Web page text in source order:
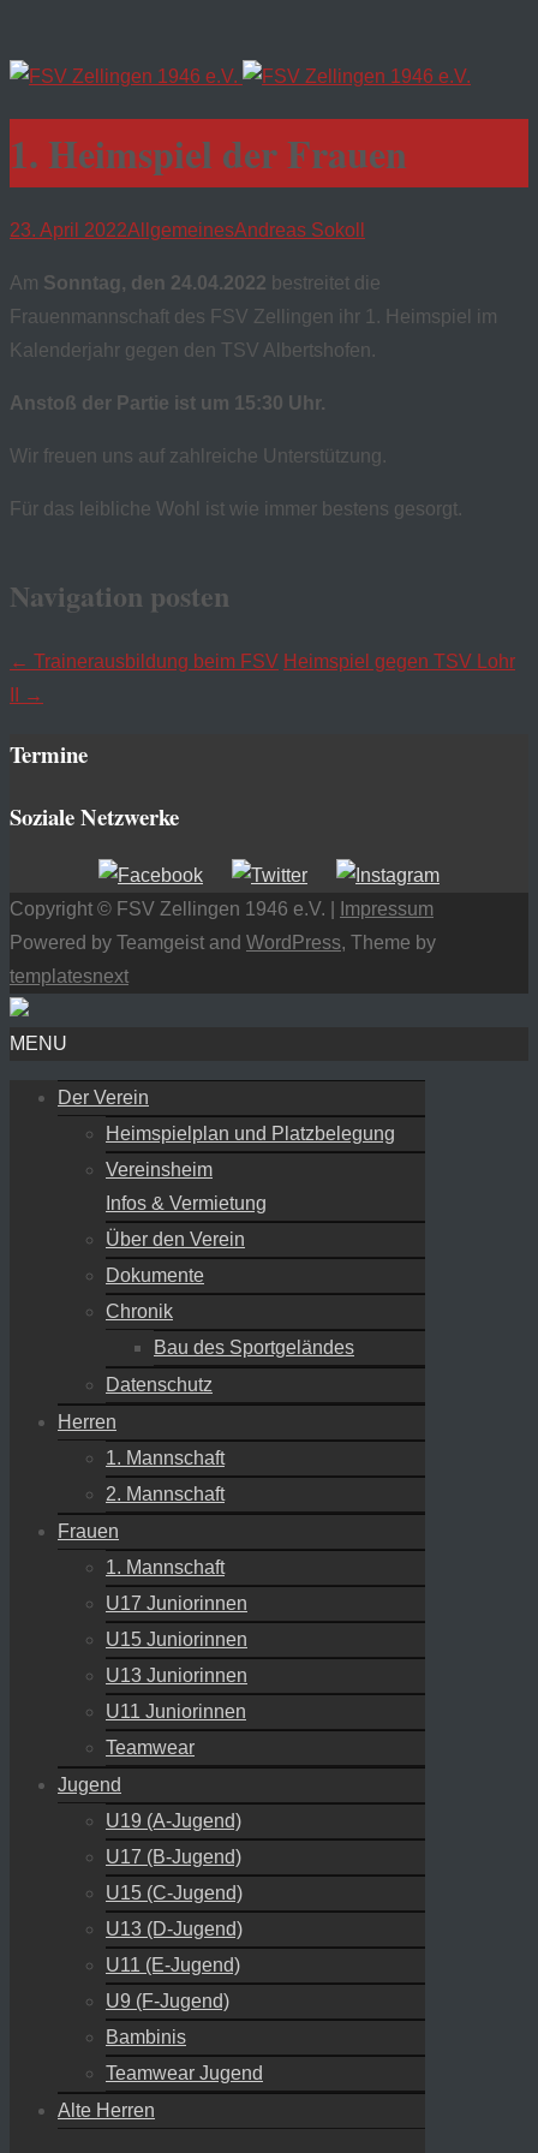
1. Heimspiel der Frauen
23. April 2022AllgemeinesAndreas Sokoll
Am Sonntag, den 24.04.2022 bestreitet die
Frauenmannschaft des FSV Zellingen ihr 1. Heimspiel im
Kalenderjahr gegen den TSV Albertshofen.
Anstoß der Partie ist um 15:30 Uhr.
Wir freuen uns auf zahlreiche Unterstützung.
Für das leibliche Wohl ist wie immer bestens gesorgt.
Navigation posten
← Trainerausbildung beim FSV Heimspiel gegen TSV Lohr
→
Termine
Soziale Netzwerke
Copyright © FSV Zellingen 1946 e.V. |
Impressum
Powered by Teamgeist and WordPress, Theme by
templatesnext
MENU
Der Verein
Heimspielplan und Platzbelegung
Vereinsheim
Infos & Vermietung
Über den Verein
Dokumente
Chronik
Bau des Sportgeländes
Datenschutz
Herren
1. Mannschaft
2. Mannschaft
Frauen
1. Mannschaft
U17 Juniorinnen
U15 Juniorinnen
U13 Juniorinnen
U11 Juniorinnen
Teamwear
Jugend
U19 (A-Jugend)
U17 (B-Jugend)
U15 (C-Jugend)
U13 (D-Jugend)
U11 (E-Jugend)
U9 (F-Jugend)
Bambinis
Teamwear Jugend
Alte Herren